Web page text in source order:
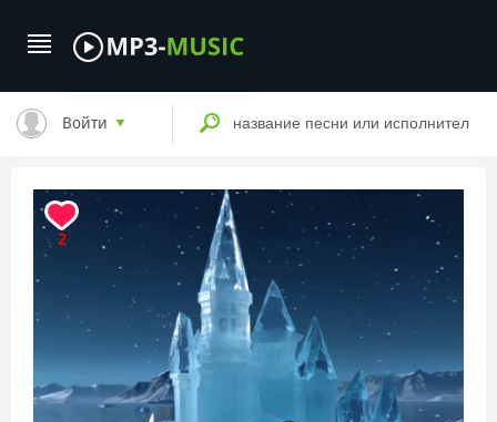
Войти
2